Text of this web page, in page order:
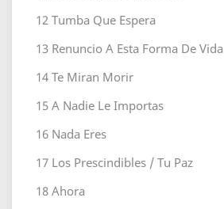
12 Tumba Que Espera
13 Renuncio A Esta Forma De Vida
14 Te Miran Morir
15 A Nadie Le Importas
16 Nada Eres
17 Los Prescindibles / Tu Paz
18 Ahora